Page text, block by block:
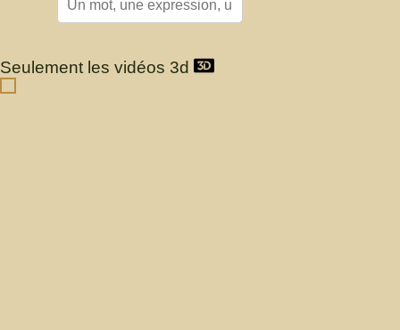
Seulement les vidéos 3d